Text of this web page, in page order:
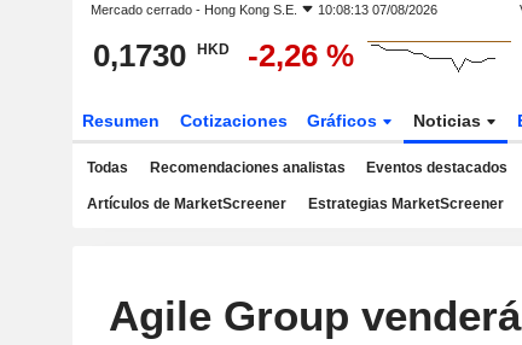
Mercado cerrado - Hong Kong S.E. 10:08:13 07/08/2026
0,1730 HKD -2,26 %
Resumen Cotizaciones Gráficos Noticias
Todas Recomendaciones analistas Eventos destacados
Artículos de MarketScreener Estrategias MarketScreener
Agile Group